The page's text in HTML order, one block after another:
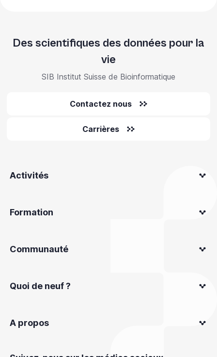
Des scientifiques des données pour la
vie
SIB Institut Suisse de Bioinformatique
Contactez nous
Carrières
Activités
Formation
Communauté
Quoi de neuf ?
A propos